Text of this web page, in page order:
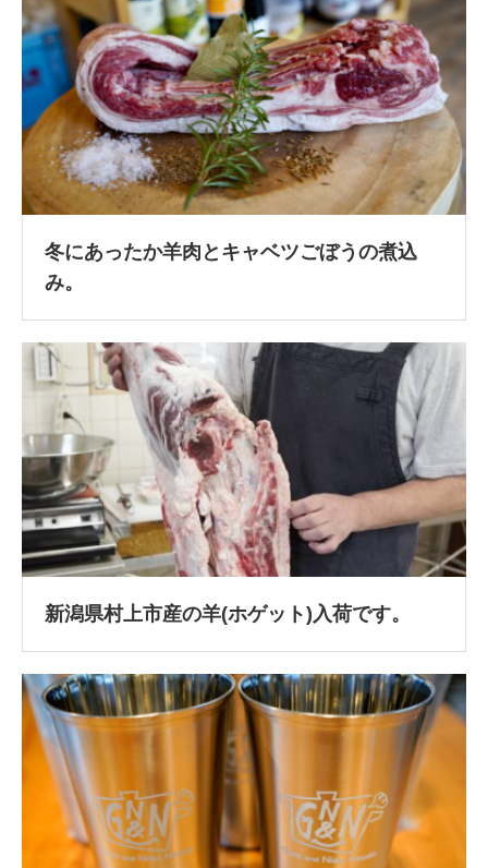
冬にあったか羊肉とキャベツごぼうの煮込
み。
新潟県村上市産の羊(ホゲット)入荷です。